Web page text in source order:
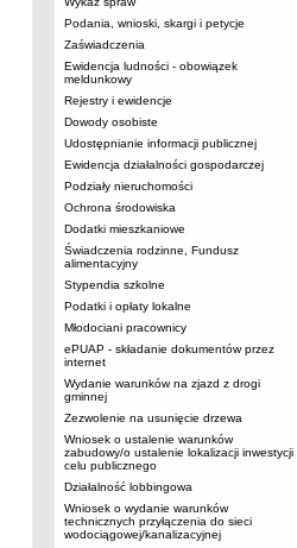
Podania, wnioski, skargi i petycje
Zaświadczenia
Ewidencja ludności - obowiązek
meldunkowy
Rejestry i ewidencje
Dowody osobiste
Udostępnianie informacji publicznej
Ewidencja działalności gospodarczej
Podziały nieruchomości
Ochrona środowiska
Dodatki mieszkaniowe
Świadczenia rodzinne, Fundusz
alimentacyjny
Stypendia szkolne
Podatki i opłaty lokalne
Młodociani pracownicy
ePUAP - składanie dokumentów przez
internet
Wydanie warunków na zjazd z drogi
gminnej
Zezwolenie na usunięcie drzewa
Wniosek o ustalenie warunków
zabudowy/o ustalenie lokalizacji inwestycji
celu publicznego
Działalność lobbingowa
Wniosek o wydanie warunków
technicznych przyłączenia do sieci
wodociągowej/kanalizacyjnej